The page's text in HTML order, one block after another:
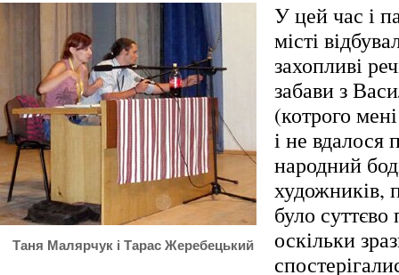
Таня Малярчук і Тарас Жеребецький
У цей час і
місті
захопливі
забави з
(котрого
і не вдалося
народний
художників,
було
оскільки